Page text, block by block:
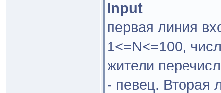
Input
первая линия
1<=N<=100,
жители
- певец. Вторая